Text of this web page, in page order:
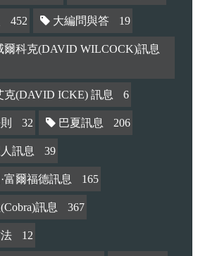
452 大編問與答 19
爾科克(DAVID WILCOCK)訊息
克(DAVID ICKE) 訊息 6
32 巴夏訊息 206
訊息 39
富爾福德訊息 165
訊息 367
12